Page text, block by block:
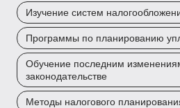
Изучение систем
Программы по планированию
Обучение последним
законодательстве
Методы налогового